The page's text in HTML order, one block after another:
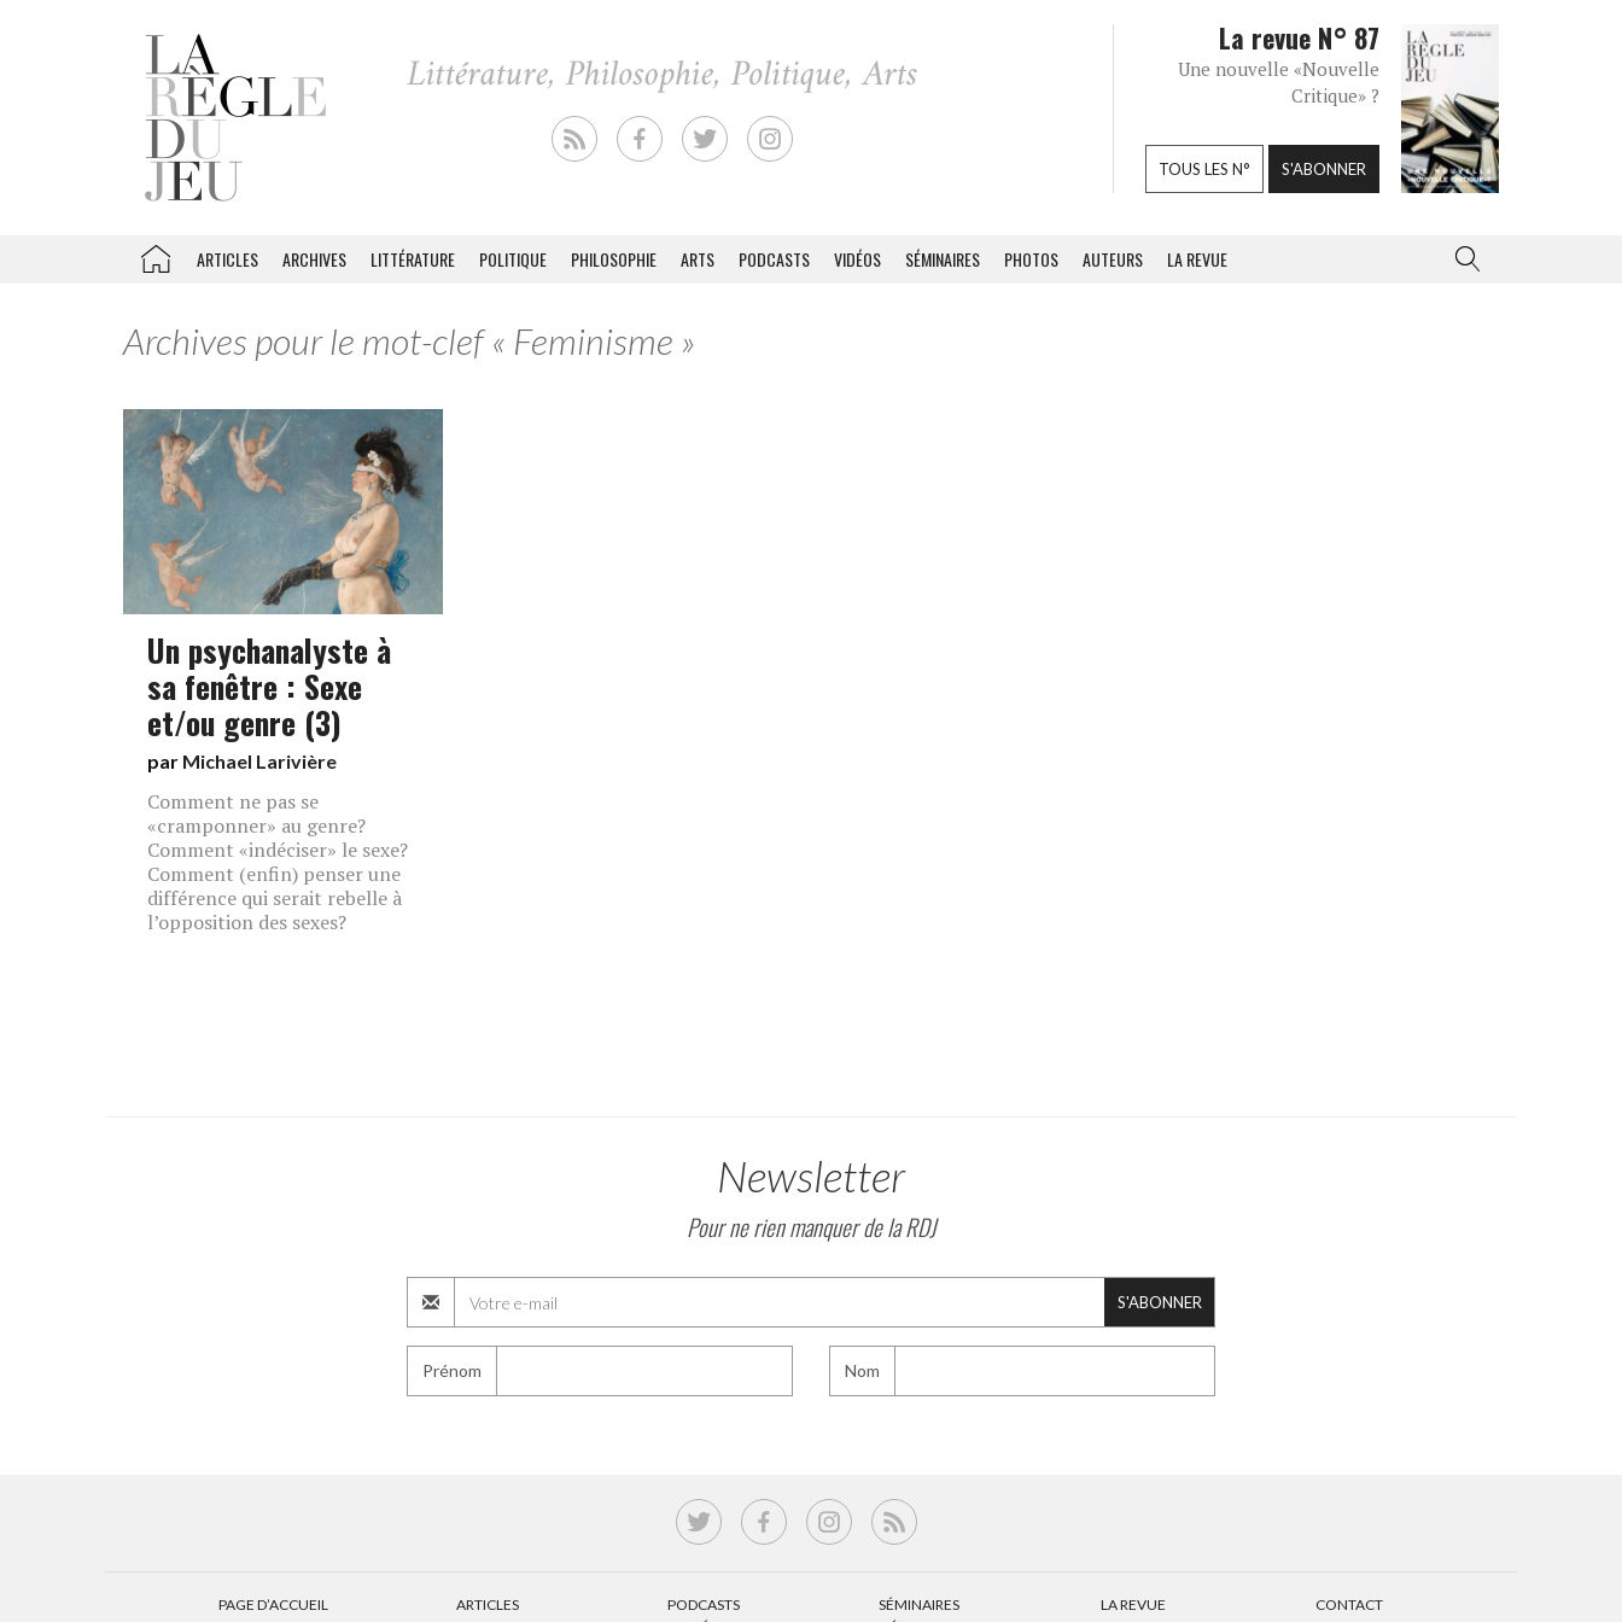
La revue N° 87
Une nouvelle «Nouvelle
Critique» ?
TOUS LES N° S'ABONNER
ARTICLES ARCHIVES LITTÉRATURE POLITIQUE PHILOSOPHIE ARTS PODCASTS VIDÉOS SÉMINAIRES PHOTOS AUTEURS LA REVUE
Archives pour le mot-clef « Feminisme »
Un psychanalyste à
sa fenêtre : Sexe
et/ou genre (3)
par Michael Larivière
Comment ne pas se
«cramponner» au genre?
Comment «indéciser» le sexe?
Comment (enfin) penser une
différence qui serait rebelle à
l’opposition des sexes?
Newsletter
Pour ne rien manquer de la RDJ
S'ABONNER
Prénom Nom
PAGE D’ACCUEIL
ARTICLES
PODCASTS
SÉMINAIRES
LA REVUE
CONTACT